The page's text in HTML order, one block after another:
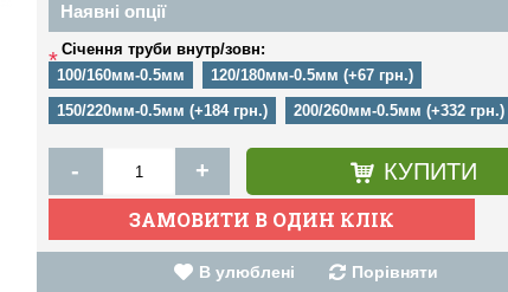
Наявні опції
* Січення труби внутр/зовн:
100/160мм-0.5мм
120/180мм-0.5мм (+67 грн.)
150/220мм-0.5мм (+184 грн.)
200/260мм-0.5мм (+332 грн.)
- + КУПИТИ
В улюблені Порівняти